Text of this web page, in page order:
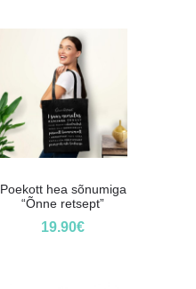
Poekott hea sõnumiga
“Õnne retsept”
19.90€